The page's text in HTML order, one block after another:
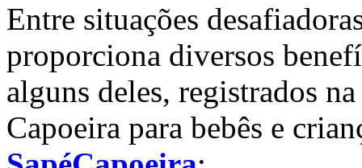
Entre situações
proporciona diversos
alguns deles, registrados
Capoeira para bebês e